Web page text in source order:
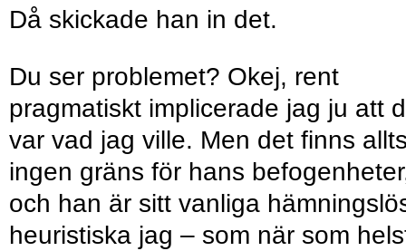
Då skickade han in det.
Du ser problemet? Okej, rent
pragmatiskt implicerade jag ju att
var vad jag ville. Men det finns
ingen gräns för hans
och han är sitt vanliga
heuristiska jag – som när som